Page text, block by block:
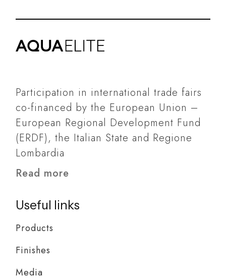
Participation in international trade fairs
co-financed by the European Union –
European Regional Development Fund
(ERDF), the Italian State and Regione
Lombardia
Read more
Useful links
Products
Finishes
Media